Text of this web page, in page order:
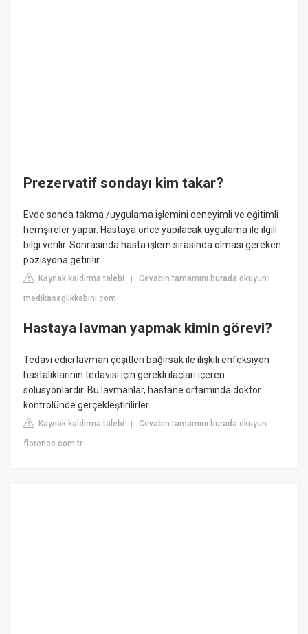
Prezervatif sondayı kim takar?
Evde sonda takma /uygulama işlemini deneyimli ve eğitimli
hemşireler yapar. Hastaya önce yapılacak uygulama ile ilgili
bilgi verilir. Sonrasında hasta işlem sırasında olması gereken
pozisyona getirilir.
Kaynak kaldırma talebi |Cevabın tamamını burada okuyun:
medikasaglikkabini.com
Hastaya lavman yapmak kimin görevi?
Tedavi edici lavman çeşitleri bağırsak ile ilişkili enfeksiyon
hastalıklarının tedavisi için gerekli ilaçları içeren
solüsyonlardır. Bu lavmanlar, hastane ortamında doktor
kontrolünde gerçekleştirilirler.
Kaynak kaldırma talebi |Cevabın tamamını burada okuyun:
florence.com.tr